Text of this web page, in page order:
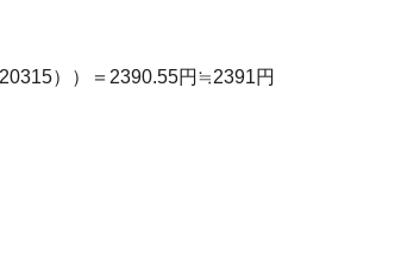
））＝2390.55円≒2391円